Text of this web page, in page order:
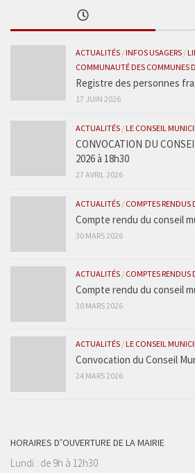
ACTUALITÉS /INFOS USAGERS /
COMMUNAUTÉ DES COMMUNES
Registre des personnes
17 JUIN 2026
ACTUALITÉS /LE CONSEIL
CONVOCATION DU
2026 à 18h30
27 AVRIL 2026
ACTUALITÉS / COMPTES RENDUS
Compte rendu du conseil
30 MARS 2026
ACTUALITÉS / COMPTES RENDUS
Compte rendu du conseil
30 MARS 2026
ACTUALITÉS /LE CONSEIL
Convocation du Conseil
24 MARS 2026
HORAIRES D’OUVERTURE DE LA MAIRIE
Lundi : de 9h à 12h30